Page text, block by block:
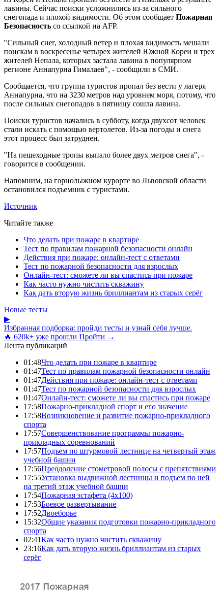
лавины. Сейчас поиски усложнились из-за сильного
снегопада и плохой видимости. Об этом сообщает Пожарная
Безопасность со ссылкой на AFP.
"Сильный снег, холодный ветер и плохая видимость мешали
поискам в воскресенье четырех жителей Южной Кореи и трех
жителей Непала, которых застала лавина в популярном
регионе Аннапурна Гималаев", - сообщили в СМИ.
Сообщается, что группа туристов пропал без вести у лагеря
Аннапурна, что на 3230 метров над уровнем моря, потому, что
после сильных снегопадов в пятницу сошла лавина.
Поиски туристов начались в субботу, когда двухсот человек
стали искать с помощью вертолетов. Из-за погоды и снега
этот процесс был затруднен.
"На пешеходные тропы выпало более двух метров снега", -
говорится в сообщении.
Напомним, на горнолыжном курорте во Львовской области
остановился подъемник с туристами.
Источник
Читайте также
Что делать при пожаре в квартире
Тест по правилам пожарной безопасности онлайн
Действия при пожаре: онлайн-тест с ответами
Тест по пожарной безопасности для взрослых
Онлайн-тест: сможете ли вы спастись при пожаре
Как часто нужно чистить скважину
Как дать вторую жизнь бриллиантам из старых серёг
Новые тесты
▶
Избранная подборка: пройди тесты и узнай себя лучше.
🔥 620k+ уже прошли Пройти →
Лента публикаций
01:48Что делать при пожаре в квартире
01:47Тест по правилам пожарной безопасности онлайн
01:47Действия при пожаре: онлайн-тест с ответами
01:47Тест по пожарной безопасности для взрослых
01:47Онлайн-тест: сможете ли вы спастись при пожаре
17:58Пожарно-прикладной спорт и его значение
17:58Возникновение и развитие пожарно-прикладного
спорта
17:57Совершенствование программы пожарно-
прикладных соревнований
17:57Подъем по штурмовой лестнице на четвертый этаж
учебной башни
17:56Преодоление стометровой полосы с препятствиями
17:55Установка выдвижной лестницы и подъем по ней
на третий этаж учебной башни
17:54Пожарная эстафета (4x100)
17:53Боевое развертывание
17:52Двоеборье
15:32Общие указания подготовки пожарно-прикладного
спорта
02:41Как часто нужно чистить скважину
23:16Как дать вторую жизнь бриллиантам из старых
серёг